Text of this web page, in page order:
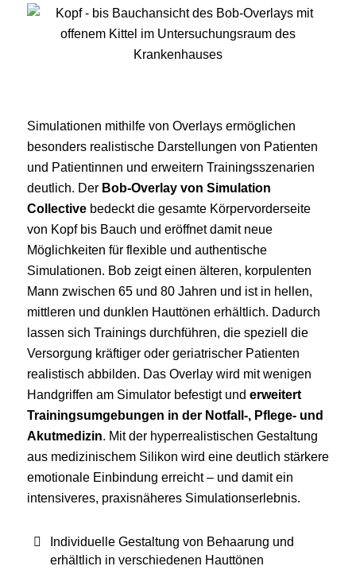
Simulationen mithilfe von Overlays ermöglichen
besonders realistische Darstellungen von Patienten
und Patientinnen und erweitern Trainingsszenarien
deutlich. Der Bob-Overlay von Simulation
Collectivebedeckt die gesamte Körpervorderseite
von Kopf bis Bauch und eröffnet damit neue
Möglichkeiten für flexible und authentische
Simulationen. Bob zeigt einen älteren, korpulenten
Mann zwischen 65 und 80 Jahren und ist in hellen,
mittleren und dunklen Hauttönen erhältlich. Dadurch
lassen sich Trainings durchführen, die speziell die
Versorgung kräftiger oder geriatrischer Patienten
realistisch abbilden. Das Overlay wird mit wenigen
Handgriffen am Simulator befestigt und erweitert
Trainingsumgebungen in der Notfall-, Pflege- und
Akutmedizin. Mit der hyperrealistischen Gestaltung
aus medizinischem Silikon wird eine deutlich stärkere
emotionale Einbindung erreicht – und damit ein
intensiveres, praxisnäheres Simulationserlebnis.
Individuelle Gestaltung von Behaarung und
erhältlich in verschiedenen Hauttönen